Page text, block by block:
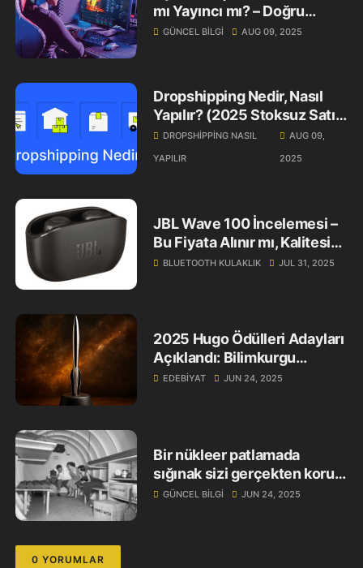
mı Yayıncı mı? – Doğru
Finansman Stratejisi (2025
GÜNCEL BILGI AUG 09, 2025
Dropshipping Nedir, Nasıl
Yapılır? (2025 Stoksuz Satış
Rehberi)
DROPSHIPPING NASIL
YAPILIR
AUG 09,
2025
JBL Wave 100 İncelemesi –
Bu Fiyata Alınır mı, Kalitesi
Gerçekten Yeterli mi?
BLUETOOTH KULAKLIK JUL 31, 2025
2025 Hugo Ödülleri Adayları
Açıklandı: Bilimkurgu
Dünyasında Geri Sayım
EDEBIYAT JUN 24, 2025
Bir nükleer patlamada
sığınak sizi gerçekten korur
mu?
GÜNCEL BILGI JUN 24, 2025
0 YORUMLAR